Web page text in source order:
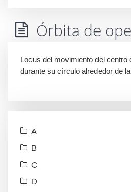
Órbita de
Locus del movimiento del centro
durante su círculo alrededor de
A
B
C
D